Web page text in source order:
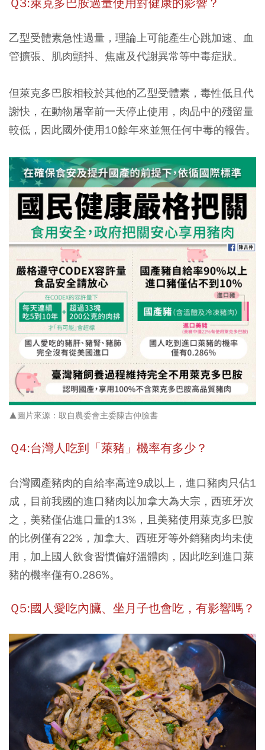
Ｑ3:萊克多巴胺過量使用對健康的影響？
乙型受體素急性過量，理論上可能產生心跳加速、血
管擴張、肌肉顫抖、焦慮及代謝異常等中毒症狀。
但萊克多巴胺相較於其他的乙型受體素， 毒性低且代
謝快，在動物屠宰前一天停止使用，肉品中的殘留量
較低 ，因此國外使用10餘年來並無任何中毒的報告。
▲圖片來源：取自農委會主委陳吉仲臉書
Ｑ4:台灣人吃到「萊豬」機率有多少？
台灣國產豬肉的自給率高達9成以上，進口豬肉只佔1
成 ，目前我國的進口豬肉以加拿大為大宗，西班牙次
之，美豬僅佔進口量的13%，且美豬使用萊克多巴胺
的比例僅有22%，加拿大、西班牙等外銷豬肉均未使
用，加上國人飲食習慣偏好溫體肉，因此吃到進口萊
豬的機率僅有0.286%。
Ｑ5:國人愛吃內臟、坐月子也會吃，有影響嗎？